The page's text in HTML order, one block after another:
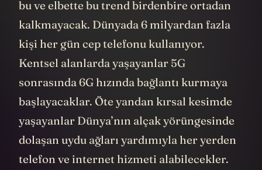
bu ve elbette bu trend birdenbire ortadan
kalkmayacak. Dünyada 6 milyardan fazla
kişi her gün cep telefonu kullanıyor.
Kentsel alanlarda yaşayanlar 5G
sonrasında 6G hızında bağlantı kurmaya
başlayacaklar. Öte yandan kırsal kesimde
yaşayanlar Dünya’nın alçak yörüngesinde
dolaşan uydu ağları yardımıyla her yerden
telefon ve internet hizmeti alabilecekler.